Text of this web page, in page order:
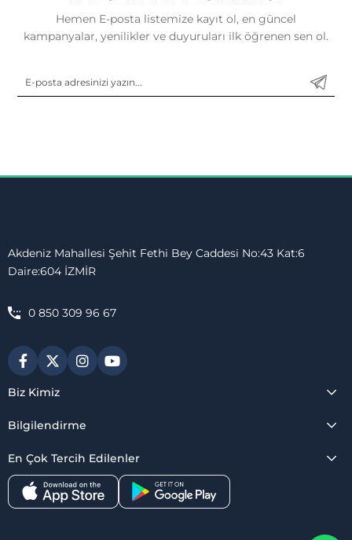
Hemen E-posta listemize kayıt ol, en güncel
kampanyalar, yenilikler ve duyuruları ilk öğrenen sen ol.
Akdeniz Mahallesi Şehit Fethi Bey Caddesi No:43 Kat:6
Daire:604 İZMİR
0 850 309 96 67
Biz Kimiz
Bilgilendirme
En Çok Tercih Edilenler